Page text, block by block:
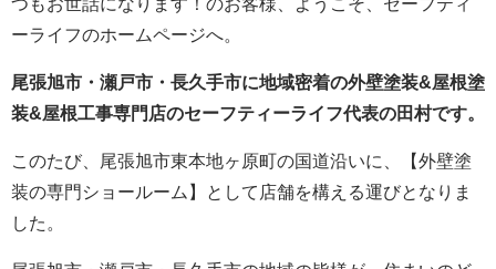
つもお世話になります！のお客様、ようこそ、セーフティ
ーライフのホームページへ。
尾張旭市・瀬戸市・長久手市に地域密着の外壁塗装&屋根塗
装&屋根工事専門店のセーフティーライフ代表の田村です。
このたび、尾張旭市東本地ヶ原町の国道沿いに、【外壁塗
装の専門ショールーム】として店舗を構える運びとなりま
した。